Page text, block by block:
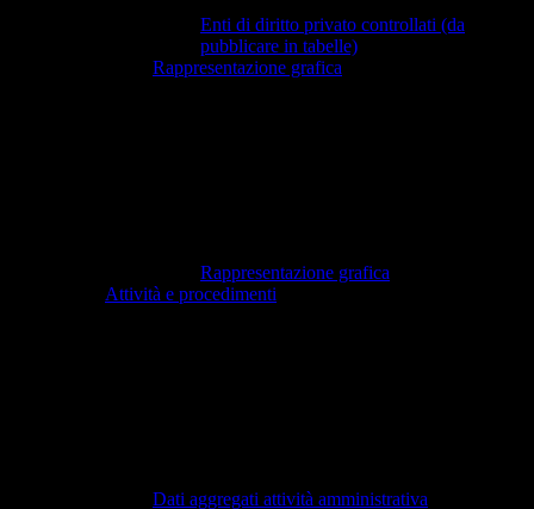
Enti di diritto privato controllati (da
pubblicare in tabelle)
Rappresentazione grafica
Rappresentazione grafica
Attività e procedimenti
Dati aggregati attività amministrativa